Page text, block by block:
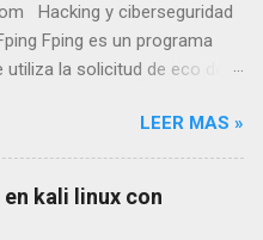
Hacking y ciberseguridad
Fping es un programa
utiliza la solicitud de eco del
si un host objetivo
diferencia de ping en que
cualquier número de
de comandos o un archivo
LEER MAS »
kali linux con